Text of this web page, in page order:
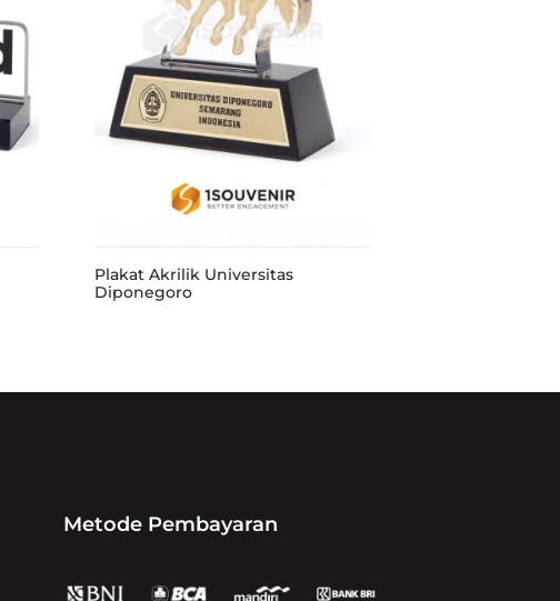
Plakat Akrilik Universitas
Diponegoro
Metode Pembayaran